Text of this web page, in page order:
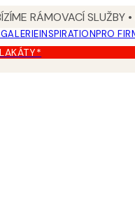
RÁMOVACÍ SLUŽBY
INSPIRATIONPRO